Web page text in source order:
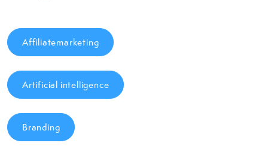
Affiliatemarketing
Artificial intelligence
Branding